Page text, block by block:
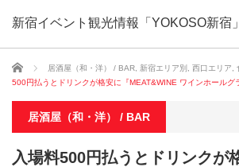
新宿イベント観光情報「YOKOSO新宿」
ホーム 居酒屋（和・洋） / BAR 新宿エリア別 西口エリア
500円払うとドリンクが格安に『MEAT&WINE ワインホールグ
居酒屋（和・洋） / BAR
入場料500円払うとドリンクが